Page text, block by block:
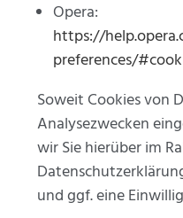
Opera:
https://
preferences/
Soweit Cookies von
Analysezwecken
wir Sie hierüber im
und ggf. eine